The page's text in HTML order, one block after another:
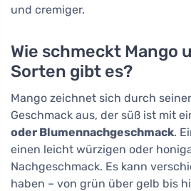
und cremiger.
Wie schmeckt Mango
Sorten gibt es?
Mango zeichnet sich durch
Geschmack aus, der süß ist mit
oder Blumennachgeschmack.
einen leicht würzigen oder
Nachgeschmack. Es kann
haben – von grün über gelb bis